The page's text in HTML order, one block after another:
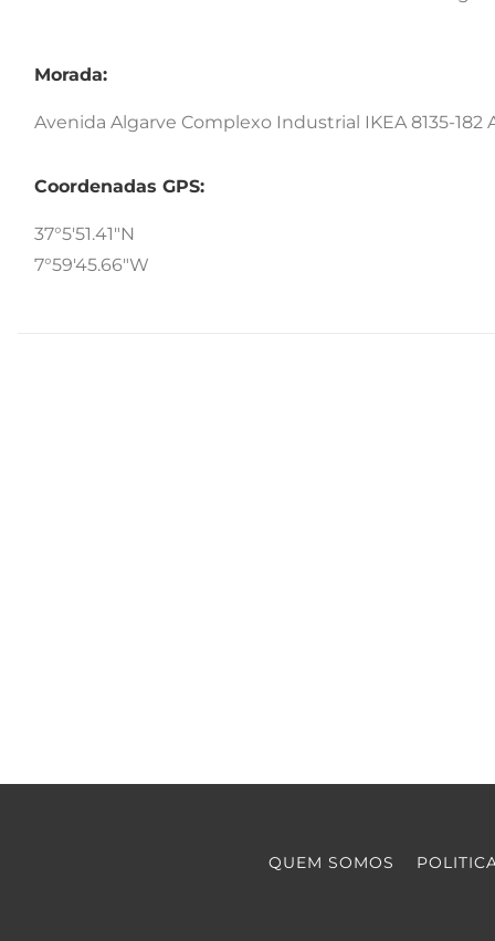
Morada:
Avenida Algarve Complexo Industrial IKEA 8135-182
Coordenadas GPS:
37°5'51.41"N
7°59'45.66"W
QUEM SOMOS